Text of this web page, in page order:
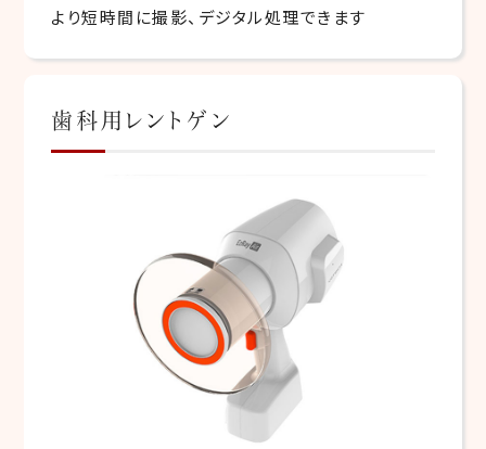
より短時間に撮影、デジタル処理できます
歯科用レントゲン